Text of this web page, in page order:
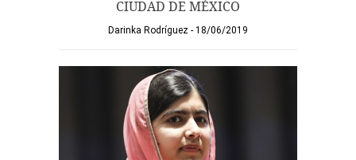
CIUDAD DE MÉXICO
Darinka Rodríguez 18/06/2019